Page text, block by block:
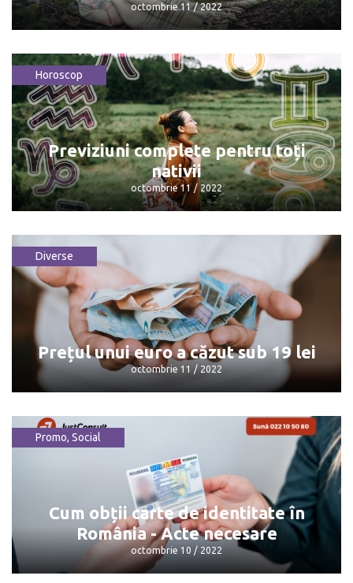
octombrie 11 / 2022
Astăzi termometrele vor înregistra
minimum 6 grade Celsius
octombrie 11 / 2022
Horoscop
Previziuni complete pentru toți
nativii
octombrie 11 / 2022
Previziuni complete pentru toți nativii
octombrie 11 / 2022
Diverse
Prețul unui euro a căzut sub 19 lei
octombrie 11 / 2022
Prețul unui euro a căzut sub 19 lei
octombrie 11 / 2022
Promo, Social
Cum obții carte de identitate în
România - Acte necesare
octombrie 10 / 2022